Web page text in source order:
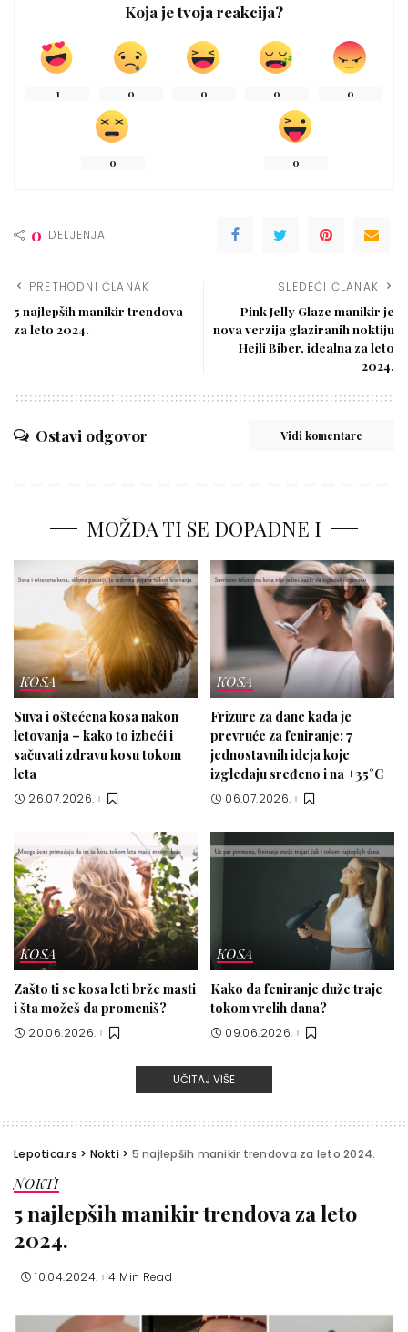
Koja je tvoja reakcija?
1 0 0 0 0
0 0
0 DELJENJA
PRETHODNI ČLANAK
5 najlepših manikir trendova
za leto 2024.
SLEDEĆI ČLANAK
Pink Jelly Glaze manikir je
nova verzija glaziranih noktiju
Hejli Biber, idealna za leto
2024.
Ostavi odgovor Vidi komentare
MOŽDA TI SE DOPADNE I
KOSA
Suva i oštećena kosa nakon
letovanja – kako to izbeći i
sačuvati zdravu kosu tokom
leta
26.07.2026.
KOSA
Frizure za dane kada je
prevruće za feniranje: 7
jednostavnih ideja koje
izgledaju sređeno i na +35°C
06.07.2026.
KOSA
Zašto ti se kosa leti brže masti
i šta možeš da promeniš?
20.06.2026.
KOSA
Kako da feniranje duže traje
tokom vrelih dana?
09.06.2026.
UČITAJ VIŠE
Lepotica.rs > Nokti> 5 najlepših manikir trendova za leto 2024.
NOKTI
5 najlepših manikir trendova za leto
2024.
10.04.2024. 4 Min Read